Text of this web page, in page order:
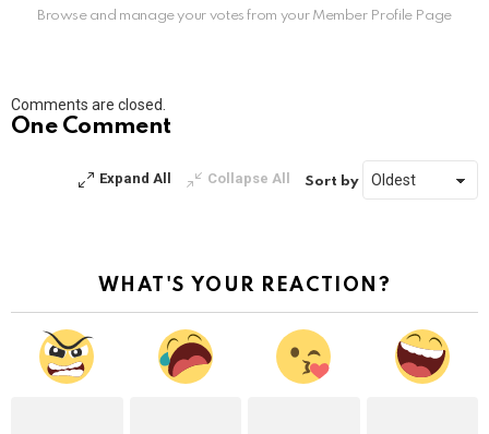
Browse and manage your votes from your Member Profile Page
Comments are closed.
One Comment
Expand All Collapse All Sort by
WHAT'S YOUR REACTION?